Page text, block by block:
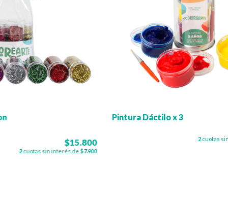
$15.800
2cuotas sin interés de$7.900
Pintura Dáctilo x 3
2 cuotas